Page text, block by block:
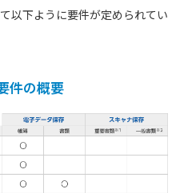
以下ように要件が定められてい
件の概要